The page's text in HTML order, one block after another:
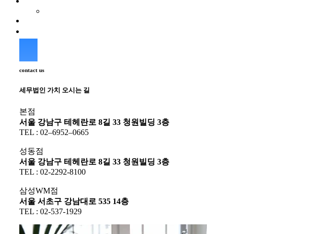
contact us
세무법인 가치 오시는 길
본점
서울 강남구 테헤란로 8길 33 청원빌딩 3층
TEL : 02–6952–0665
성동점
서울 강남구 테헤란로 8길 33 청원빌딩 3층
TEL : 02-2292-8100
삼성WM점
서울 서초구 강남대로 535 14층
TEL : 02-537-1929